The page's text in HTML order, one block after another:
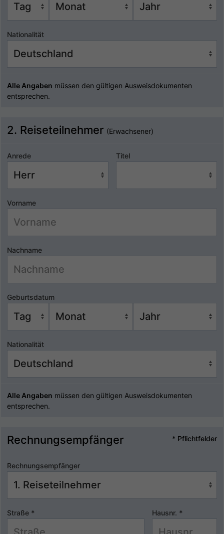
Nationalität
Alle Angaben müssen den gültigen Ausweisdokumenten
entsprechen.
2. Reiseteilnehmer (Erwachsener)
Anrede Titel
Vorname
Nachname
Geburtsdatum
Nationalität
Alle Angaben müssen den gültigen Ausweisdokumenten
entsprechen.
Rechnungsempfänger * Pflichtfelder
Rechnungsempfänger
Straße * Hausnr. *